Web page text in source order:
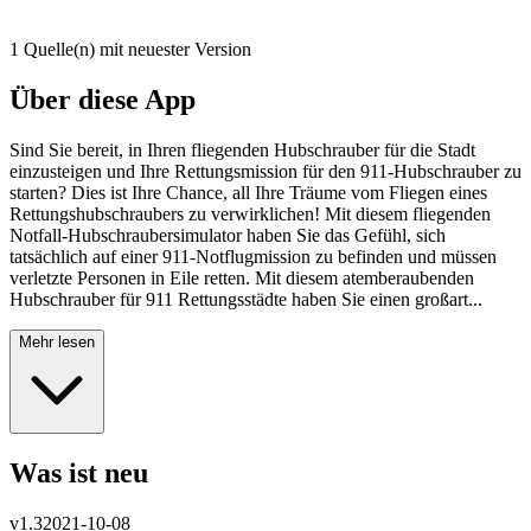
1 Quelle(n) mit neuester Version
Über diese App
Sind Sie bereit, in Ihren fliegenden Hubschrauber für die Stadt
einzusteigen und Ihre Rettungsmission für den 911-Hubschrauber zu
starten? Dies ist Ihre Chance, all Ihre Träume vom Fliegen eines
Rettungshubschraubers zu verwirklichen! Mit diesem fliegenden
Notfall-Hubschraubersimulator haben Sie das Gefühl, sich
tatsächlich auf einer 911-Notflugmission zu befinden und müssen
verletzte Personen in Eile retten. Mit diesem atemberaubenden
Hubschrauber für 911 Rettungsstädte haben Sie einen großart...
Mehr lesen
Was ist neu
v1.32021-10-08